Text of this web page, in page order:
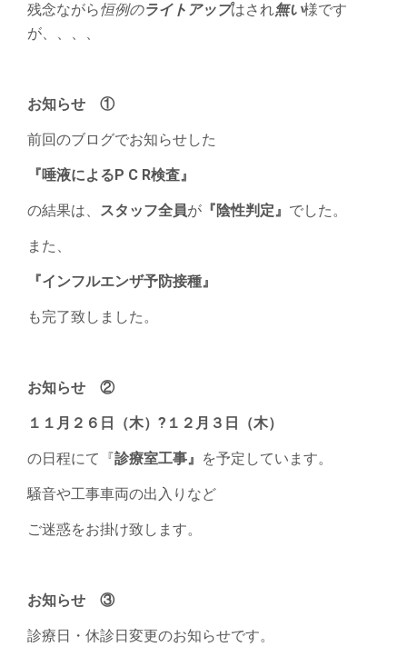
残念ながら恒例のライトアップはされ無い様です
が、、、、
お知らせ ①
前回のブログでお知らせした
『唾液によるP C R検査』
の結果は、 スタッフ全員が 『陰性判定』 でした。
また、
『インフルエンザ予防接種』
も完了致しました。
お知らせ ②
１１月２６日（木）?１２月３日（木）
の日程にて『診療室工事』 を予定しています。
騒音や工事車両の出入りなど
ご迷惑をお掛け致します。
お知らせ ③
診療日・休診日変更のお知らせです。